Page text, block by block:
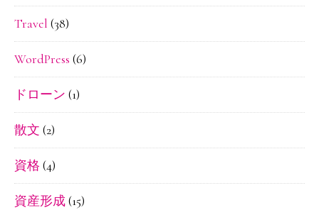
Travel (38)
WordPress (6)
ドローン (1)
散文 (2)
資格 (4)
資産形成(15)